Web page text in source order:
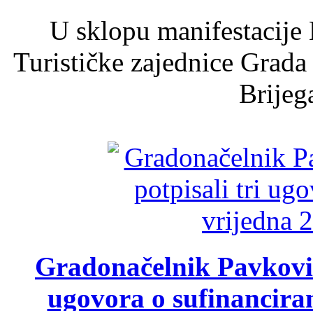
U sklopu
Turističke zajednice
Gradonačelnik
ugovora o